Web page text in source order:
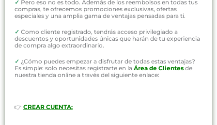
✓ Pero eso no es todo. Además de los reembolsos en todas tus
compras, te ofrecemos promociones exclusivas, ofertas
especiales y una amplia gama de ventajas pensadas para ti.
✓ Como cliente registrado, tendrás acceso privilegiado a
descuentos y oportunidades únicas que harán de tu experiencia
de compra algo extraordinario.
✓ ¿Cómo puedes empezar a disfrutar de todas estas ventajas?
Es simple: solo necesitas registrarte en la Área de Clientes de
nuestra tienda online a través del siguiente enlace:
👉 CREAR CUENTA: